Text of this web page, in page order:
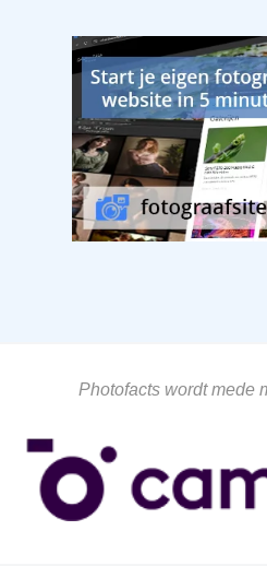
Photofacts wordt mede